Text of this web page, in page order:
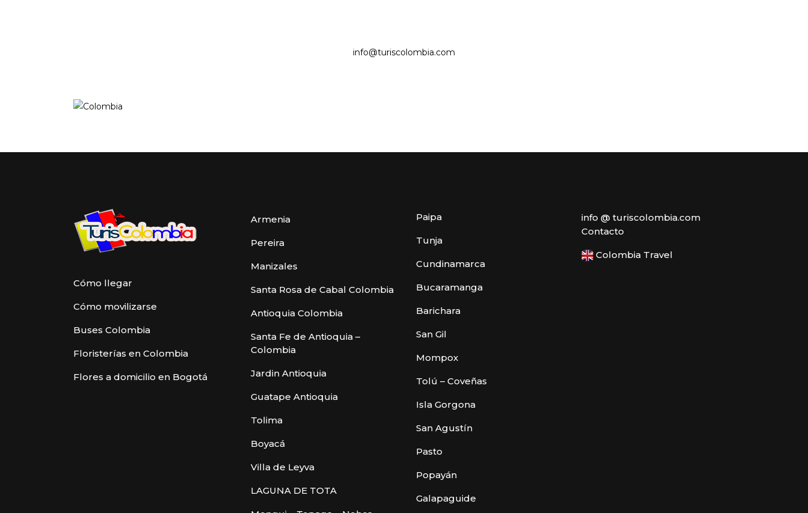
info@turiscolombia.com
Cómo llegar
Cómo movilizarse
Buses Colombia
Floristerías en Colombia
Flores a domicilio en Bogotá
Armenia
Pereira
Manizales
Santa Rosa de Cabal Colombia
Antioquia Colombia
Santa Fe de Antioquia –
Colombia
Jardin Antioquia
Guatape Antioquia
Tolima
Boyacá
Villa de Leyva
LAGUNA DE TOTA
Paipa
Tunja
Cundinamarca
Bucaramanga
Barichara
San Gil
Mompox
Tolú – Coveñas
Isla Gorgona
San Agustín
Pasto
Popayán
Galapaguide
info @ turiscolombia.com
Contacto
Colombia Travel